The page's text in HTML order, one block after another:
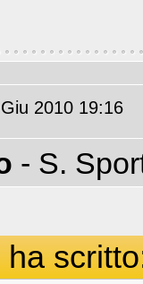
2010 19:16
- S.